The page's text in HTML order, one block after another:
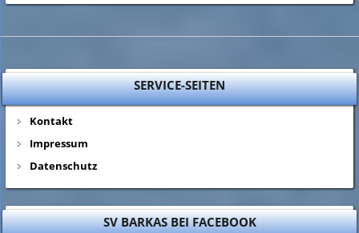
SERVICE-SEITEN
Kontakt
Impressum
Datenschutz
SV BARKAS BEI FACEBOOK